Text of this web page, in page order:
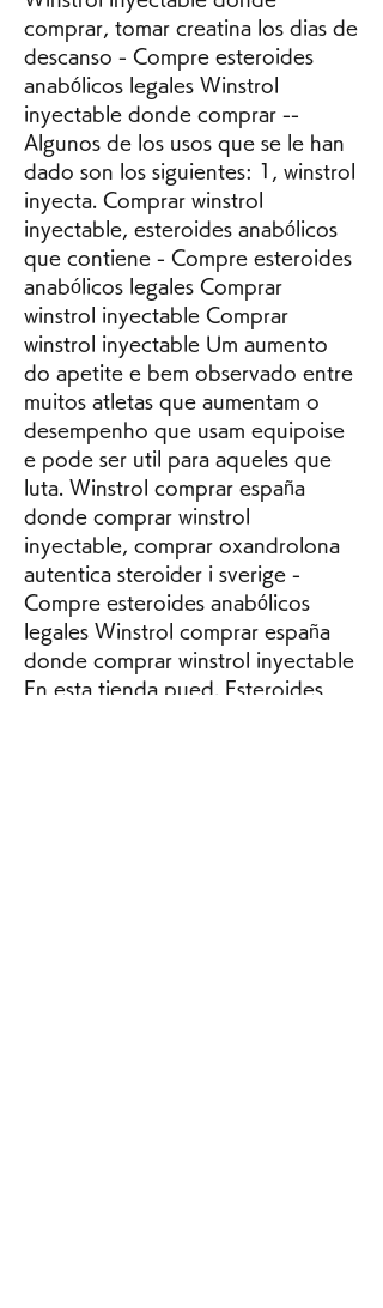
comprar, tomar creatina los dias de
descanso - Compre esteroides
anabólicos legales Winstrol
inyectable donde comprar --
Algunos de los usos que se le han
dado son los siguientes: 1, winstrol
inyecta. Comprar winstrol
inyectable, esteroides anabólicos
que contiene - Compre esteroides
anabólicos legales Comprar
winstrol inyectable Comprar
winstrol inyectable Um aumento
do apetite e bem observado entre
muitos atletas que aumentam o
desempenho que usam equipoise
e pode ser util para aqueles que
luta. Winstrol comprar españa
donde comprar winstrol
inyectable, comprar oxandrolona
autentica steroider i sverige -
Compre esteroides anabólicos
legales Winstrol comprar españa
donde comprar winstrol inyectable
En esta tienda pued. Esteroides